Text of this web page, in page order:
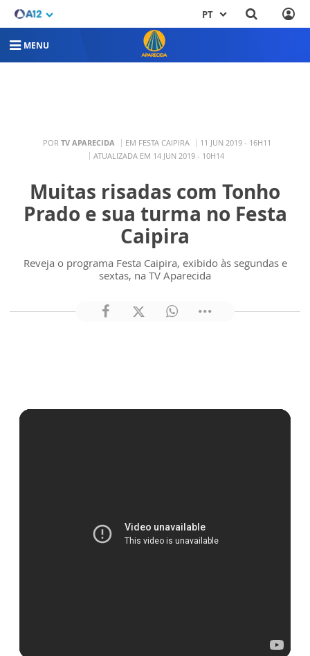
PT
MENU
POR TV APARECIDA EM FESTA CAIPIRA
11 JUN 2019 - 16H11
ATUALIZADA EM 14 JUN 2019 - 10H14
Muitas risadas com Tonho
Prado e sua turma no Festa
Caipira
Reveja o programa Festa Caipira, exibido às segundas e
sextas, na TV Aparecida